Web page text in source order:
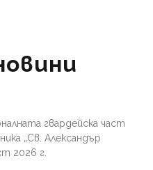
гвардейска част
„Св. Александър
2026 г.